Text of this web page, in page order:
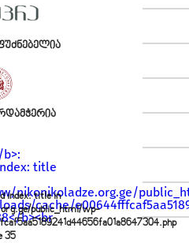
index: title in
public_html/wp-
35